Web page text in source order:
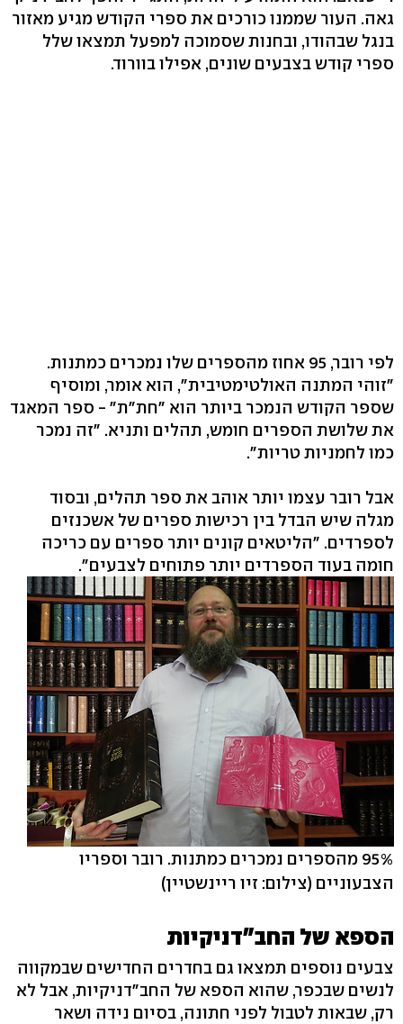
גאה. העור שממנו כורכים את ספרי הקודש מגיע מאזור
בנגל שבהודו, ובחנות שסמוכה למפעל תמצאו שלל
ספרי קודש בצבעים שונים, אפילו בוורוד.
לפי רובר, 95 אחוז מהספרים שלו נמכרים כמתנות.
"זוהי המתנה האולטימטיבית", הוא אומר, ומוסיף
שספר הקודש הנמכר ביותר הוא "חת"ת" - ספר המאגד
את שלושת הספרים חומש, תהלים ותניא. "זה נמכר
כמו לחמניות טריות".
אבל רובר עצמו יותר אוהב את ספר תהלים, ובסוד
מגלה שיש הבדל בין רכישות ספרים של אשכנזים
לספרדים. "הליטאים קונים יותר ספרים עם כריכה
חומה בעוד הספרדים יותר פתוחים לצבעים".
95% מהספרים נמכרים כמתנות. רובר וספריו
הצבעוניים (צילום: זיו ריינשטיין)
הספא של החב"דניקיות
צבעים נוספים תמצאו גם בחדרים החדישים שבמקווה
לנשים שבכפר, שהוא הספא של החב"דניקיות, אבל לא
רק, שבאות לטבול לפני חתונה, בסיום נידה ושאר